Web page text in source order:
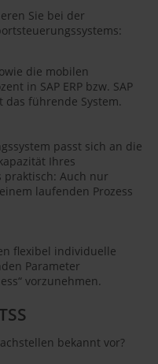
Sie bei der
die mobilen
in SAP ERP bzw. SAP
das führende System.
passt sich an die
Ihres
praktisch: Auch nur
laufenden Prozess
flexibel individuelle
Parameter
vorzunehmen.
bekannt vor?